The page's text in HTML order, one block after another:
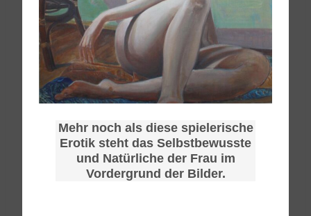
Mehr noch als diese spielerische
Erotik steht das Selbstbewusste
und Natürliche der Frau im
Vordergrund der Bilder.